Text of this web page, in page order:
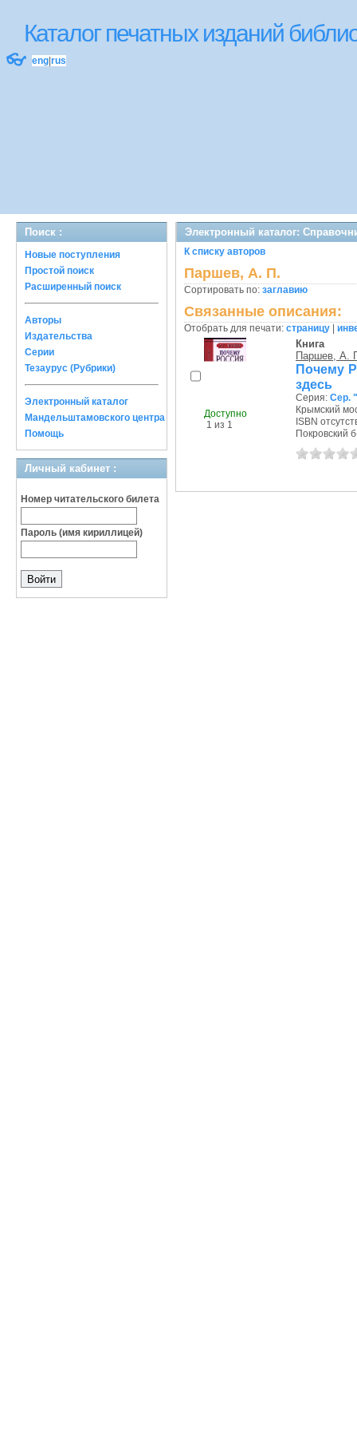
Каталог печатных изданий
👓 eng rus
Поиск :
Новые поступления
Простой поиск
Расширенный поиск
Авторы
Издательства
Серии
Тезаурус (Рубрики)
Электронный каталог
Мандельштамовского центра
Помощь
Личный кабинет :
Номер читательского билета
Пароль (имя кириллицей)
Электронный каталог:
К списку авторов
Паршев, А. П.
Сортировать по: заглавию
Связанные описания:
Отобрать для печати: страницу
Доступно
1 из 1
Книга
Паршев, А.
Почему
здесь
Серия: Сер.
Крымский
ISBN
Покровский